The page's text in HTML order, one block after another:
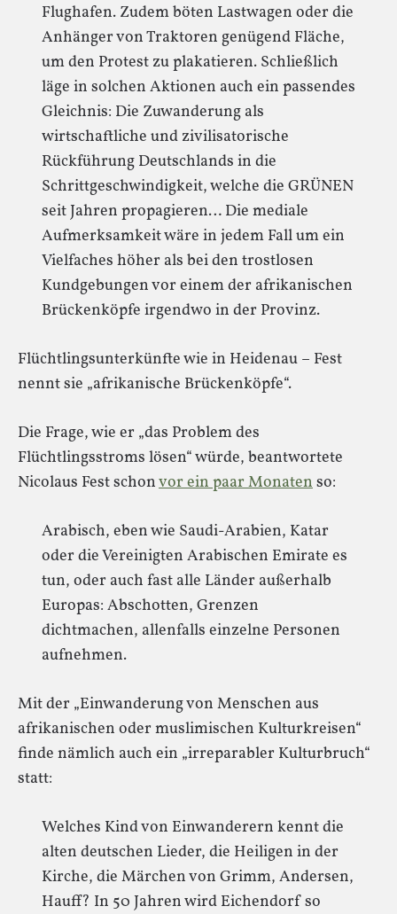
Flughafen. Zudem böten Lastwagen oder die
Anhänger von Traktoren genügend Fläche,
um den Protest zu plakatieren. Schließlich
läge in solchen Aktionen auch ein passendes
Gleichnis: Die Zuwanderung als
wirtschaftliche und zivilisatorische
Rückführung Deutschlands in die
Schrittgeschwindigkeit, welche die GRÜNEN
seit Jahren propagieren… Die mediale
Aufmerksamkeit wäre in jedem Fall um ein
Vielfaches höher als bei den trostlosen
Kundgebungen vor einem der afrikanischen
Brückenköpfe irgendwo in der Provinz.
Flüchtlingsunterkünfte wie in Heidenau – Fest
nennt sie „afrikanische Brückenköpfe“.
Die Frage, wie er „das Problem des
Flüchtlingsstroms lösen“ würde, beantwortete
Nicolaus Fest schonvor ein paar Monatenso:
Arabisch, eben wie Saudi-Arabien, Katar
oder die Vereinigten Arabischen Emirate es
tun, oder auch fast alle Länder außerhalb
Europas: Abschotten, Grenzen
dichtmachen, allenfalls einzelne Personen
aufnehmen.
Mit der „Einwanderung von Menschen aus
afrikanischen oder muslimischen Kulturkreisen“
finde nämlich auch ein „irreparabler Kulturbruch“
statt:
Welches Kind von Einwanderern kennt die
alten deutschen Lieder, die Heiligen in der
Kirche, die Märchen von Grimm, Andersen,
Hauff? In 50 Jahren wird Eichendorf so